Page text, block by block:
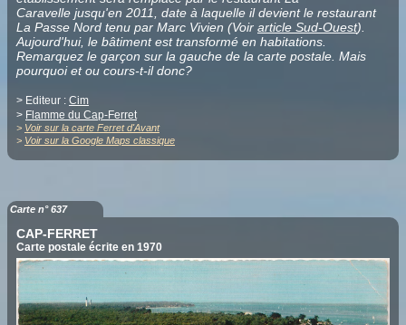
Caravelle jusqu'en 2011, date à laquelle il devient le restaurant
La Passe Nord tenu par Marc Vivien (Voir article Sud-Ouest).
Aujourd'hui, le bâtiment est transformé en habitations.
Remarquez le garçon sur la gauche de la carte postale. Mais
pourquoi et ou cours-t-il donc?
> Editeur : Cim
> Flamme du Cap-Ferret
> Voir sur la carte Ferret d'Avant
> Voir sur la Google Maps classique
Carte n° 637
CAP-FERRET
Carte postale écrite en 1970